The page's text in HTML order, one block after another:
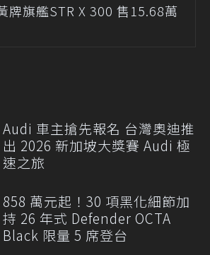
牌旗艦STR X 300 售15.68萬
Audi 車主搶先報名 台灣奧迪推
出 2026 新加坡大獎賽 Audi 極
速之旅
858 萬元起！30 項黑化細節加
持 26 年式 Defender OCTA
Black 限量 5 席登台